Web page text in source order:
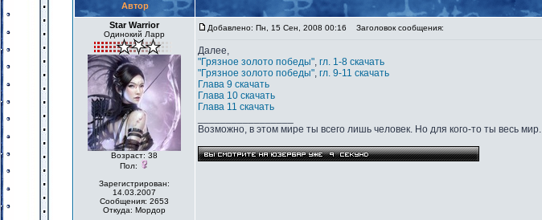
Автор
Star Warrior
Одинокий Ларр
Возраст: 38
Пол:
Зарегистрирован:
14.03.2007
Сообщения: 2653
Откуда: Мордор
Добавлено: Пн, 15 Сен, 2008 00:16 Заголовок сообщения:
Далее,
"Грязное золото победы", гл. 1-8 скачать
"Грязное золото победы", гл. 9-11 скачать
Глава 9 скачать
Глава 10 скачать
Глава 11 скачать
Возможно, в этом мире ты всего лишь человек. Но для кого-то ты весь мир.